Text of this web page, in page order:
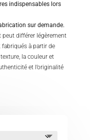
indispensables lors
sur demande.
différer légèrement
à partir de
la couleur et
et l’originalité